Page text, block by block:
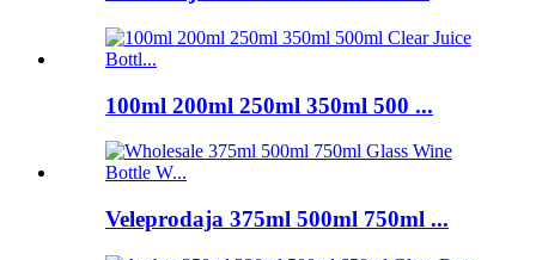
100ml 200ml 250ml 350ml 500 ...
Veleprodaja 375ml 500ml 750ml ...